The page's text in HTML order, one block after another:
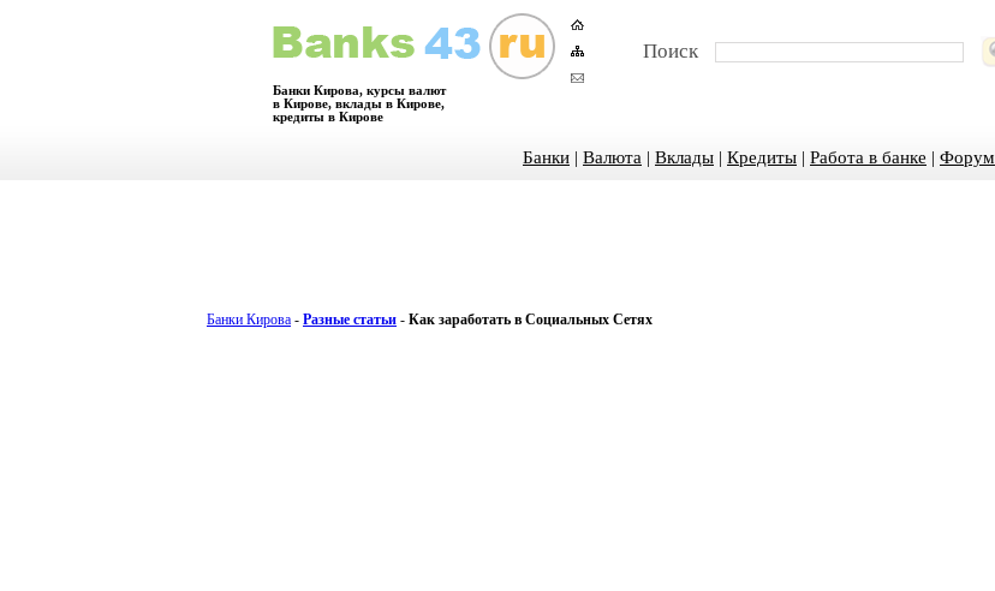
Банки Кирова, курсы валют
в Кирове, вклады в Кирове,
кредиты в Кирове
Поиск
Банки | Валюта | Вклады | Кредиты | Работа в банке | Форум
Банки Кирова - Разные статьи - Как заработать в Социальных Сетях